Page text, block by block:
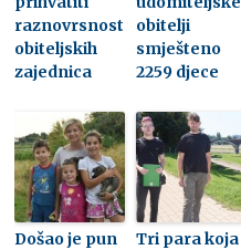
raznovrsnost
obiteljskih
zajednica
obitelji
smješteno
2259 djece
Došao je pun
Tri para koja